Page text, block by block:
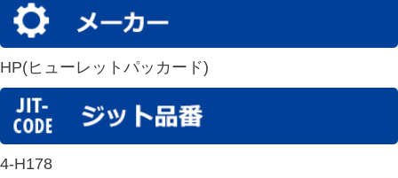
HP(ヒューレットパッカード)
4-H178